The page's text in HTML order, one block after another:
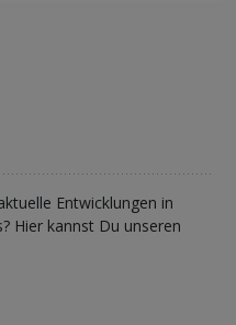
Entwicklungen in
Hier kannst Du unseren